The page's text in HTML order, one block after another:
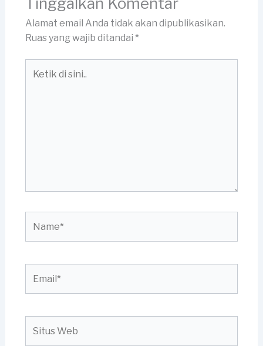
Alamat email Anda tidak akan dipublikasikan.
Ruas yang wajib ditandai *
Web